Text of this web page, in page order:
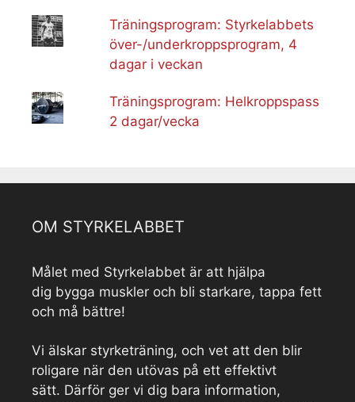
Träningsprogram: Styrkelabbets
över-/underkroppsprogram, 4
dagar i veckan
Träningsprogram: Helkroppspass
2 dagar/vecka
OM STYRKELABBET
Målet med Styrkelabbet är att hjälpa
dig bygga muskler och bli starkare, tappa fett
och må bättre!
Vi älskar styrketräning, och vet att den blir
roligare när den utövas på ett effektivt
sätt. Därför ger vi dig bara information,